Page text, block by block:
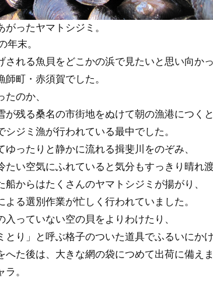
ったヤマトシジミ。
年末。
される魚貝をどこかの浜で見たいと思い向かっ
町・赤須賀でした。
のか、
が残る桑名の市街地をぬけて朝の漁港につくと
シジミ漁が行われている最中でした。
ゆったりと静かに流れる揖斐川をのぞみ、
たい空気にふれていると気分もすっきり晴れ渡
船からはたくさんのヤマトシジミが揚がり、
よる選別作業が忙しく行われていました。
入っていない空の貝をよりわけたり、
とり」と呼ぶ格子のついた道具でふるいにか
へた後は、大きな網の袋につめて出荷に備えま
。